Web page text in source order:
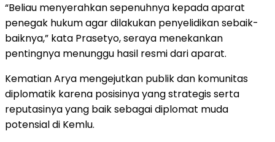
“Beliau menyerahkan sepenuhnya kepada aparat
penegak hukum agar dilakukan penyelidikan sebaik-
baiknya,” kata Prasetyo, seraya menekankan
pentingnya menunggu hasil resmi dari aparat.
Kematian Arya mengejutkan publik dan komunitas
diplomatik karena posisinya yang strategis serta
reputasinya yang baik sebagai diplomat muda
potensial di Kemlu.